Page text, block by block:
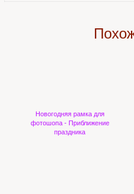
Новогодняя рамка для
фотошопа - Приближение
праздника